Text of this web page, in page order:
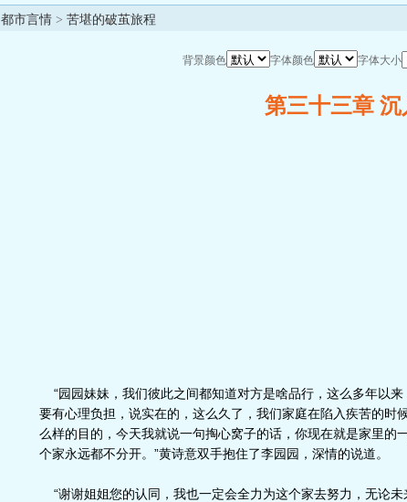
都市言情 > 苦堪的破茧旅程
背景颜色 字体颜色 字体大小
第三十三章 沉
“园园妹妹，我们彼此之间都知道对方是啥品行，这么多年以
要有心理负担，说实在的，这么久了，我们家庭在陷入疾苦的时
么样的目的，今天我就说一句掏心窝子的话，你现在就是家里的
个家永远都不分开。”黄诗意双手抱住了李园园，深情的说道。
“谢谢姐姐您的认同，我也一定会全力为这个家去努力，无论